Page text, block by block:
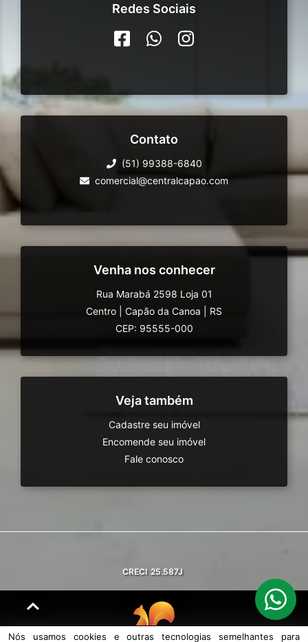
Redes Sociais
Contato
(51) 99388-6840
comercial@centralcapao.com
Venha nos conhecer
Rua Marabá 2598 Loja 01
Centro
Capão da Canoa
RS
CEP: 95555-000
Veja também
Cadastre seu imóvel
Encomende seu imóvel
Fale conosco
CRECI 25.587J
Nós usamos cookies e outras tecnologias semelhantes para